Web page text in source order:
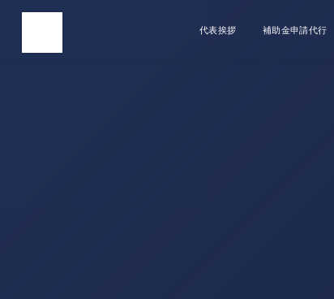
代表挨拶 補助金申請代行